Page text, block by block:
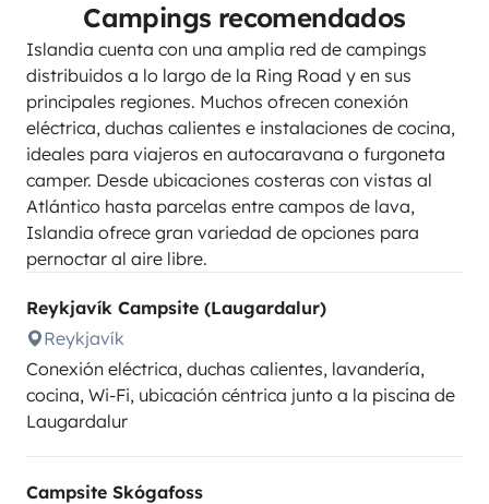
Campings recomendados
Islandia cuenta con una amplia red de campings
distribuidos a lo largo de la Ring Road y en sus
principales regiones. Muchos ofrecen conexión
eléctrica, duchas calientes e instalaciones de cocina,
ideales para viajeros en autocaravana o furgoneta
camper. Desde ubicaciones costeras con vistas al
Atlántico hasta parcelas entre campos de lava,
Islandia ofrece gran variedad de opciones para
pernoctar al aire libre.
Reykjavík Campsite (Laugardalur)
Reykjavík
Conexión eléctrica, duchas calientes, lavandería,
cocina, Wi-Fi, ubicación céntrica junto a la piscina de
Laugardalur
Campsite Skógafoss